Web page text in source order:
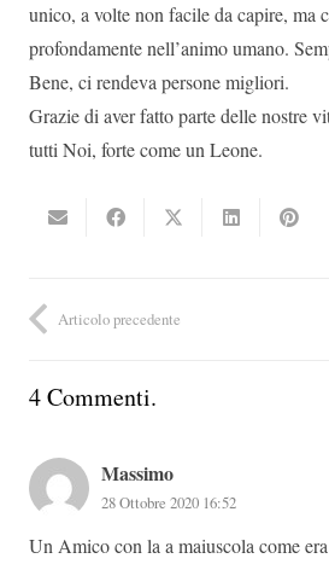
unico, a volte non facile da capire, ma
profondamente nell’animo umano.
Bene, ci rendeva persone migliori.
Grazie di aver fatto parte delle nostre
tutti Noi, forte come un Leone.
Articolo precedente
4Commenti.
Massimo
28 Ottobre 2020 16:52
Un Amico con la a maiuscola come